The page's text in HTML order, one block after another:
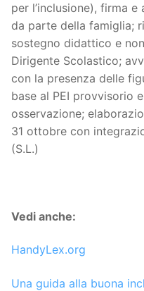
per l’inclusione), firma
da parte della famiglia;
sostegno didattico e
Dirigente Scolastico;
con la presenza delle
base al PEI provvisorio
osservazione;
31 ottobre con
(S.L.)
Vedi anche:
HandyLex.org
Una guida alla buona